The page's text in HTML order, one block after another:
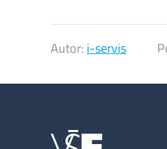
Autor: i-servis